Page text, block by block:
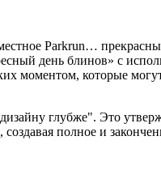
Parkrun…
день блинов» с
моментом, которые
глубже". Это
полное и